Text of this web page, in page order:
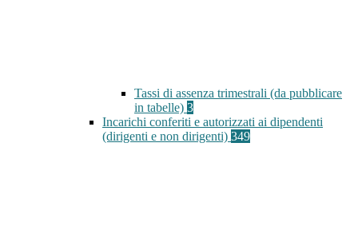
Tassi di assenza trimestrali (da pubblicare
in tabelle) 3
Incarichi conferiti e autorizzati ai dipendenti
(dirigenti e non dirigenti) 349